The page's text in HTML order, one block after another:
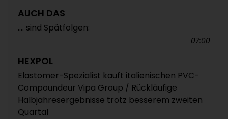
AUCH DAS
.... sind Spätfolgen:
07:00
HEXPOL
Elastomer-Spezialist kauft italienischen PVC-
Compoundeur Vipa Group / Rückläufige
Halbjahresergebnisse trotz besserem zweiten
Quartal